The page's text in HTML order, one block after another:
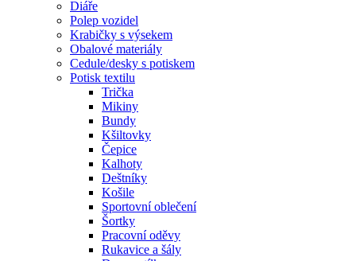
Diáře
Polep vozidel
Krabičky s výsekem
Obalové materiály
Cedule/desky s potiskem
Potisk textilu
Trička
Mikiny
Bundy
Kšiltovky
Čepice
Kalhoty
Deštníky
Košile
Sportovní oblečení
Šortky
Pracovní oděvy
Rukavice a šály